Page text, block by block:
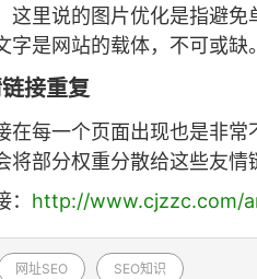
这里说的图片优化是指避
字是网站的载体，不可或缺。
接重复
在每一个页面出现也是非
将部分权重分散给这些友情
http://www.cjzzc.com/
网址SEO SEO知识